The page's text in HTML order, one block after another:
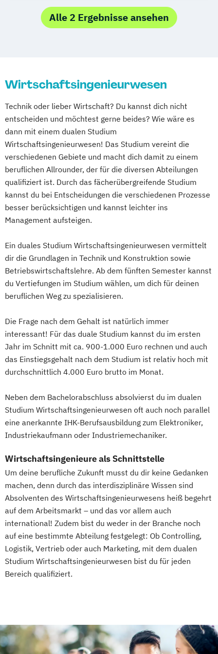
Gesundheitsmanagement
Immobilienwirtschaft
Soziale Arbeit
Tourismusmanagement
Wirtschaftsinformatik
Wirtschaftsingenieurwesen
Wirtschaftspsychologie
Alle 2 Ergebnisse ansehen
Wirtschaftsingenieurwesen
Technik oder lieber Wirtschaft? Du kannst dich nicht
entscheiden und möchtest gerne beides? Wie wäre es
dann mit einem dualen Studium
Wirtschaftsingenieurwesen! Das Studium vereint die
verschiedenen Gebiete und macht dich damit zu einem
beruflichen Allrounder, der für die diversen Abteilungen
qualifiziert ist. Durch das fächerübergreifende Studium
kannst du bei Entscheidungen die verschiedenen Prozesse
besser berücksichtigen und kannst leichter ins
Management aufsteigen.
Ein duales Studium Wirtschaftsingenieurwesen vermittelt
dir die Grundlagen in Technik und Konstruktion sowie
Betriebswirtschaftslehre. Ab dem fünften Semester kannst
du Vertiefungen im Studium wählen, um dich für deinen
beruflichen Weg zu spezialisieren.
Die Frage nach dem Gehalt ist natürlich immer
interessant! Für das duale Studium kannst du im ersten
Jahr im Schnitt mit ca. 900-1.000 Euro rechnen und auch
das Einstiegsgehalt nach dem Studium ist relativ hoch mit
durchschnittlich 4.000 Euro brutto im Monat.
Neben dem Bachelorabschluss absolvierst du im dualen
Studium Wirtschaftsingenieurwesen oft auch noch parallel
eine anerkannte IHK-Berufsausbildung zum Elektroniker,
Industriekaufmann oder Industriemechaniker.
Wirtschaftsingenieure als Schnittstelle
Um deine berufliche Zukunft musst du dir keine Gedanken
machen, denn durch das interdisziplinäre Wissen sind
Absolventen des Wirtschaftsingenieurwesens heiß begehrt
auf dem Arbeitsmarkt – und das vor allem auch
international! Zudem bist du weder in der Branche noch
auf eine bestimmte Abteilung festgelegt: Ob Controlling,
Logistik, Vertrieb oder auch Marketing, mit dem dualen
Studium Wirtschaftsingenieurwesen bist du für jeden
Bereich qualifiziert.